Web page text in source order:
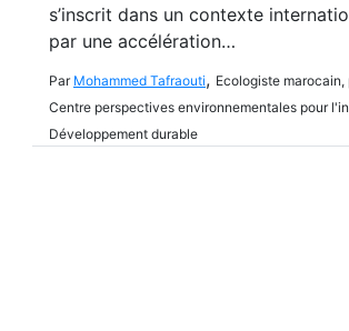
s’inscrit dans un contexte
par une accélération…
Par Mohammed Tafraouti, Ecologiste marocain,
Centre perspectives environnementales pour
Développement durable